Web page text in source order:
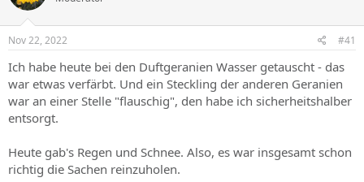
Nov 22, 2022 #41
Ich habe heute bei den Duftgeranien Wasser getauscht - das
war etwas verfärbt. Und ein Steckling der anderen Geranien
war an einer Stelle "flauschig", den habe ich sicherheitshalber
entsorgt.
Heute gab's Regen und Schnee. Also, es war insgesamt schon
richtig die Sachen reinzuholen.